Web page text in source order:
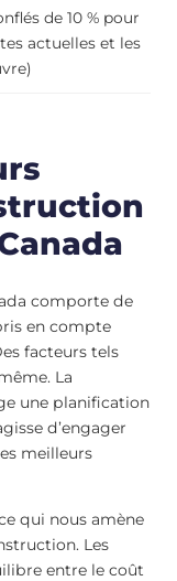
de 10 % pour
actuelles et les
comporte de
en compte
facteurs tels
La
une planification
d’engager
meilleurs
qui nous amène
Les
entre le coût